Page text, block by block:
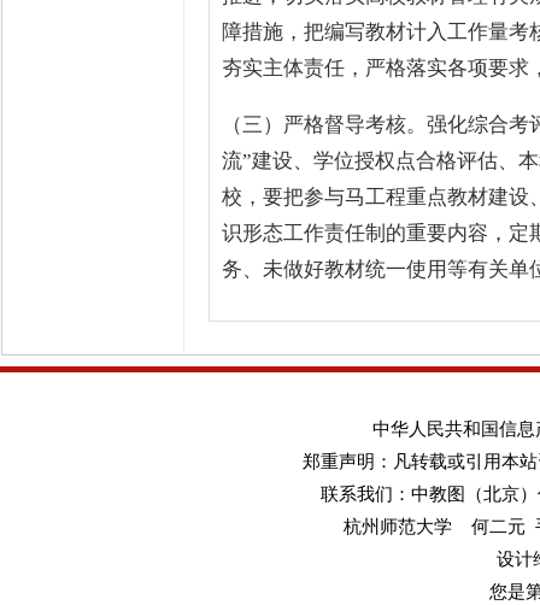
障措施，把编写教材计入工作量
夯实主体责任，严格落实各项要
（三）严格督导考核。强化综合
流”建设、学位授权点合格评估、
校，要把参与马工程重点教材建
识形态工作责任制的重要内容，
务、未做好教材统一使用等有关
中华人民共和国信息
郑重声明：凡转载或引用本
联系我们：中教图（北京
杭州师范大学 何二元
设计
您是